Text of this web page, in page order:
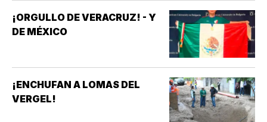
¡ORGULLO DE VERACRUZ! - Y
DE MÉXICO
¡ENCHUFAN A LOMAS DEL
VERGEL!